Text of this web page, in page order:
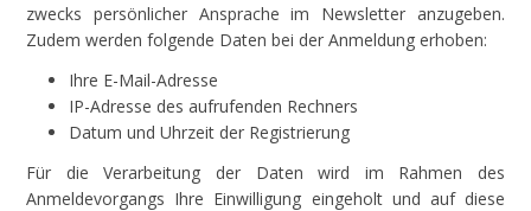
zwecks persönlicher Ansprache im Newsletter anzugeben.
Zudem werden folgende Daten bei der Anmeldung erhoben:
Ihre E-Mail-Adresse
IP-Adresse des aufrufenden Rechners
Datum und Uhrzeit der Registrierung
Für die Verarbeitung der Daten wird im Rahmen des
Anmeldevorgangs Ihre Einwilligung eingeholt und auf diese